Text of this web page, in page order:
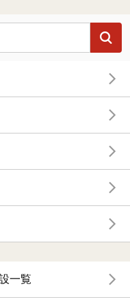
一覧